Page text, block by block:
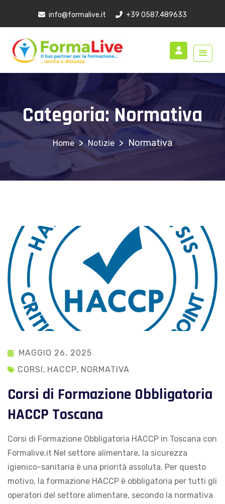
info@formalive.it +39 0587.489633
Categoria:Normativa
> Notizie > Normativa
MAGGIO 26, 2025
CORSI , HACCP, NORMATIVA
Corsi di Formazione Obbligatoria
HACCP Toscana
Corsi di Formazione Obbligatoria HACCP in Toscana con
Formalive.it Nel settore alimentare, la sicurezza
igienico-sanitaria è una priorità assoluta. Per questo
motivo, la formazione HACCP è obbligatoria per tutti gli
operatori del settore alimentare, secondo la normativa